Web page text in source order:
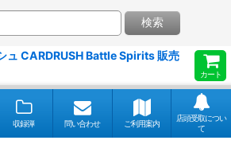
カート
検索
収録弾 問い合わせ ご利用案内
店頭受取につい
て